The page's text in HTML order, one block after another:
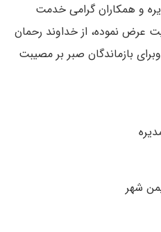
و همکاران گرامی خدمت
عرض نموده، از خداوند رحمان
بازماندگان صبر بر مصیبت
شهر